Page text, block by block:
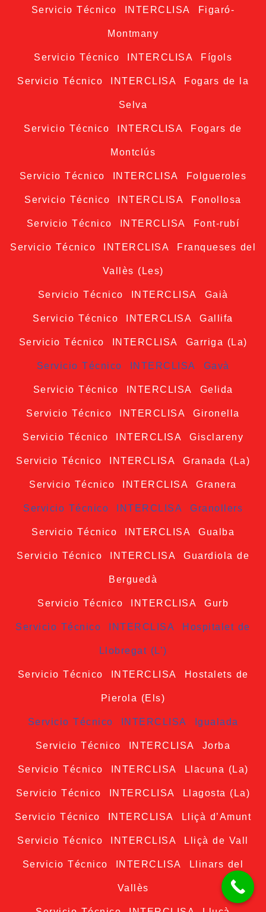
Servicio Técnico INTERCLISA Figaró-
Montmany
Servicio Técnico INTERCLISA Fígols
Servicio Técnico INTERCLISA Fogars de la
Selva
Servicio Técnico INTERCLISA Fogars de
Montclús
Servicio Técnico INTERCLISA Folgueroles
Servicio Técnico INTERCLISA Fonollosa
Servicio Técnico INTERCLISA Font-rubí
Servicio Técnico INTERCLISA Franqueses del
Vallès (Les)
Servicio Técnico INTERCLISA Gaià
Servicio Técnico INTERCLISA Gallifa
Servicio Técnico INTERCLISA Garriga (La)
Servicio Técnico INTERCLISA Gavà
Servicio Técnico INTERCLISA Gelida
Servicio Técnico INTERCLISA Gironella
Servicio Técnico INTERCLISA Gisclareny
Servicio Técnico INTERCLISA Granada (La)
Servicio Técnico INTERCLISA Granera
Servicio Técnico INTERCLISA Granollers
Servicio Técnico INTERCLISA Gualba
Servicio Técnico INTERCLISA Guardiola de
Berguedà
Servicio Técnico INTERCLISA Gurb
Servicio Técnico INTERCLISA Hospitalet de
Llobregat (L’)
Servicio Técnico INTERCLISA Hostalets de
Pierola (Els)
Servicio Técnico INTERCLISA Igualada
Servicio Técnico INTERCLISA Jorba
Servicio Técnico INTERCLISA Llacuna (La)
Servicio Técnico INTERCLISA Llagosta (La)
Servicio Técnico INTERCLISA Lliçà d’Amunt
Servicio Técnico INTERCLISA Lliçà de Vall
Servicio Técnico INTERCLISA Llinars del
Vallès